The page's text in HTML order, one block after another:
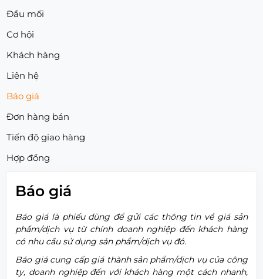
Đầu mối
Cơ hội
Khách hàng
Liên hệ
Báo giá
Đơn hàng bán
Tiến độ giao hàng
Hợp đồng
Báo giá
Báo giá là phiếu dùng để gửi các thông tin về giá sản
phẩm/dịch vụ từ chính doanh nghiệp đến khách hàng
có nhu cầu sử dụng sản phẩm/dịch vụ đó.
Báo giá cung cấp giá thành sản phẩm/dịch vụ của công
ty, doanh nghiệp đến với khách hàng một cách nhanh,